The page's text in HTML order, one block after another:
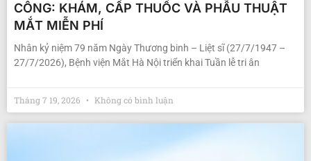
CÔNG: KHÁM, CẤP THUỐC VÀ PHẪU THUẬT
MẮT MIỄN PHÍ
Nhân kỷ niệm 79 năm Ngày Thương binh – Liệt sĩ (27/7/1947 –
27/7/2026), Bệnh viện Mắt Hà Nội triển khai Tuần lễ tri ân
Tháng 7 19, 2026 Không có bình luận